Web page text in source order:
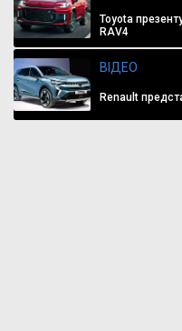
Toyota
RAV4
ВІДЕО
Renault